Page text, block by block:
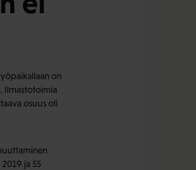
on
Ilmastotoimia
osuus oli
ja 55